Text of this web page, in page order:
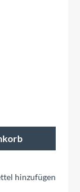
hinzufügen